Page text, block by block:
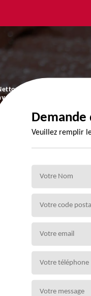
et
de
Veuillez remplir